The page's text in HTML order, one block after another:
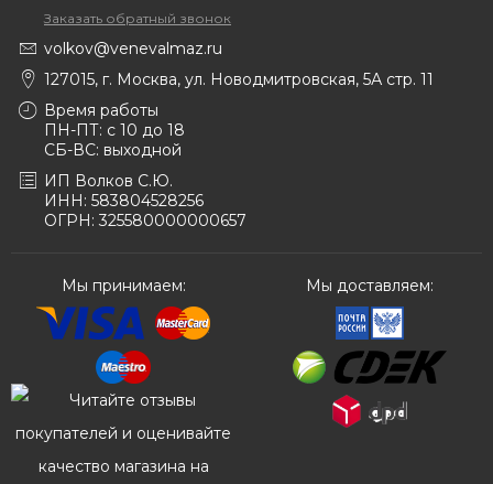
Заказать обратный звонок
volkov@venevalmaz.ru
127015, г. Москва, ул. Новодмитровская, 5А стр. 11
Время работы
ПН-ПТ: с 10 до 18
СБ-ВС: выходной
ИП Волков С.Ю.
ИНН: 583804528256
ОГРН: 325580000000657
Мы принимаем: Мы доставляем: